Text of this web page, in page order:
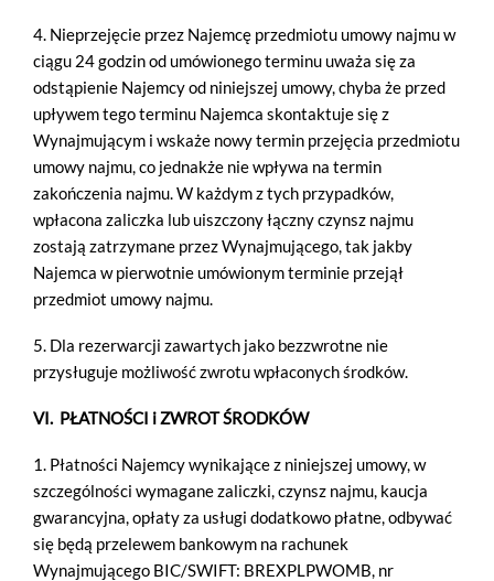
HOTEL
HISTORIA
POKOJE I WNĘTRZA
4. Nieprzejęcie przez Najemcę przedmiotu umowy najmu w
ciągu 24 godzin od umówionego terminu uważa się za
odstąpienie Najemcy od niniejszej umowy, chyba że przed
upływem tego terminu Najemca skontaktuje się z
Wynajmującym i wskaże nowy termin przejęcia przedmiotu
umowy najmu, co jednakże nie wpływa na termin
zakończenia najmu. W każdym z tych przypadków,
wpłacona zaliczka lub uiszczony łączny czynsz najmu
zostają zatrzymane przez Wynajmującego, tak jakby
Najemca w pierwotnie umówionym terminie przejął
przedmiot umowy najmu.
5. Dla rezerwarcji zawartych jako bezzwrotne nie
przysługuje możliwość zwrotu wpłaconych środków.
VI. PŁATNOŚCI i ZWROT ŚRODKÓW
1. Płatności Najemcy wynikające z niniejszej umowy, w
szczególności wymagane zaliczki, czynsz najmu, kaucja
gwarancyjna, opłaty za usługi dodatkowo płatne, odbywać
się będą przelewem bankowym na rachunek
Wynajmującego BIC/SWIFT: BREXPLPWOMB, nr